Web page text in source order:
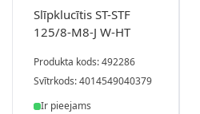
Slīpklucītis ST-STF
125/8-M8-J W-HT
Produkta kods: 492286
Svītrkods: 4014549040379
Ir pieejams